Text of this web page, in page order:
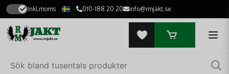
Inkl.moms 010-188 20 20 info@rmjakt.se